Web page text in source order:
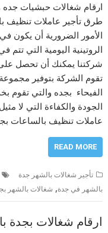
ارقام شغالات حبشيات جده
طرق تأجير عاملات تنظيف
الأمور الضرورية أن يكون
الروتينية اليومية التي
شركتنا يمكنك أن تحصل
تقوم الشركة بتوفير
الفيحاء بجده والتي
الجودة والكفاءة التي لا
عاملات تنظيف بالساعات
READ MORE
تأجير شغالات بالشهر جدة
بالشهر في جدة, شغالات بالشهر
ارقام شغالات بجدة بالشهر